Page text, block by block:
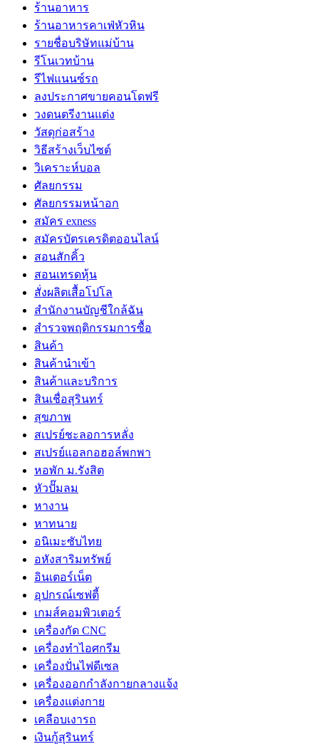
ร้านอาหาร
ร้านอาหารคาเฟ่หัวหิน
รายชื่อบริษัทแม่บ้าน
รีโนเวทบ้าน
รีไฟแนนซ์รถ
ลงประกาศขายคอนโดฟรี
วงดนตรีงานแต่ง
วัสดุก่อสร้าง
วิธีสร้างเว็บไซต์
วิเคราะห์บอล
ศัลยกรรม
ศัลยกรรมหน้าอก
สมัคร exness
สมัครบัตรเครดิตออนไลน์
สอนสักคิ้ว
สอนเทรดหุ้น
สั่งผลิตเสื้อโปโล
สำนักงานบัญชีใกล้ฉัน
สำรวจพฤติกรรมการซื้อ
สินค้า
สินค้านำเข้า
สินค้าและบริการ
สินเชื่อสุรินทร์
สุขภาพ
สเปรย์ชะลอการหลั่ง
สเปรย์แอลกอฮอล์พกพา
หอพัก ม.รังสิต
หัวปั๊มลม
หางาน
หาทนาย
อนิเมะซับไทย
อหังสาริมทรัพย์
อินเตอร์เน็ต
อุปกรณ์เซฟตี้
เกมส์คอมพิวเตอร์
เครื่องกัด CNC
เครื่องทำไอศกรีม
เครื่องปั่นไฟดีเซล
เครื่องออกกำลังกายกลางแจ้ง
เครื่องแต่งกาย
เคลือบเงารถ
เงินกู้สุรินทร์